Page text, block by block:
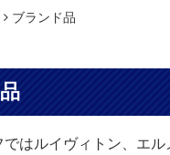
ブランド品
ではルイヴィトン、エ